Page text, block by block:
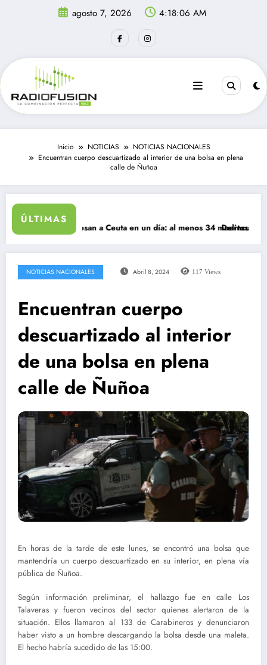
agosto 7, 2026 4:18:06 AM
Inicio NOTICIAS
NOTICIAS NACIONALES
Encuentran cuerpo descuartizado al interior de una bolsa en plena
calle de Ñuñoa
ÚLTIMAS
ingresan a Ceuta en un día: al menos 34 muertos en la
Delincuentes
NOTICIAS NACIONALES Abril 8, 2024 117 Views
Encuentran cuerpo
descuartizado al interior
de una bolsa en plena
calle de Ñuñoa
En horas de la tarde de este lunes, se encontró una bolsa que
mantendría un cuerpo descuartizado en su interior, en plena vía
pública de Ñuñoa.
Según información preliminar, el hallazgo fue en calle Los
Talaveras y fueron vecinos del sector quienes alertaron de la
situación. Ellos llamaron al 133 de Carabineros y denunciaron
haber visto a un hombre descargando la bolsa desde una maleta.
El hecho habría sucedido de las 15:00.